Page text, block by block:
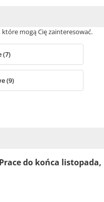
które mogą Cię zainteresować.
(7)
(9)
do końca listopada,